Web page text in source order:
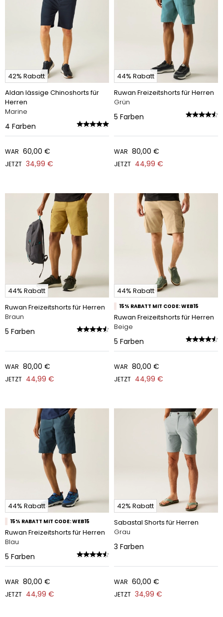
42% Rabatt
Aldan lässige Chinoshorts für
Herren
Marine
4 Farben
WAR 60,00 €
JETZT 34,99 €
44% Rabatt
Ruwan Freizeitshorts für Herren
Grün
5 Farben
WAR 80,00 €
JETZT 44,99 €
44% Rabatt
Ruwan Freizeitshorts für Herren
Braun
5 Farben
WAR 80,00 €
JETZT 44,99 €
44% Rabatt
15% RABATT MIT CODE: WEB15
Ruwan Freizeitshorts für Herren
Beige
5 Farben
WAR 80,00 €
JETZT 44,99 €
44% Rabatt
15% RABATT MIT CODE: WEB15
Ruwan Freizeitshorts für Herren
Blau
5 Farben
WAR 80,00 €
JETZT 44,99 €
42% Rabatt
Sabastal Shorts für Herren
Grau
3 Farben
WAR 60,00 €
JETZT 34,99 €